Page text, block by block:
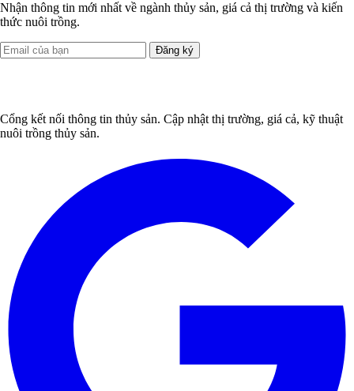
Nhận thông tin mới nhất về ngành thủy sản, giá cả thị trường và kiến
thức nuôi trồng.
Đăng ký
Cổng kết nối thông tin thủy sản. Cập nhật thị trường, giá cả, kỹ thuật
nuôi trồng thủy sản.